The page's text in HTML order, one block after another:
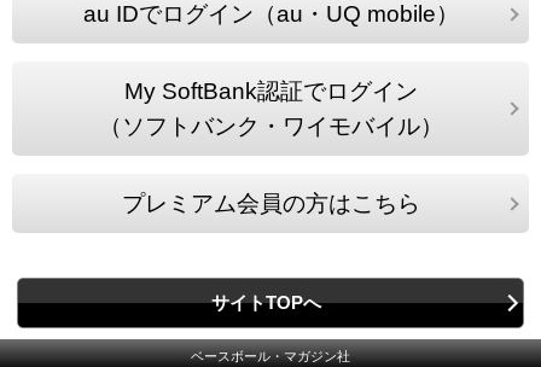
au IDでログイン（au・UQ mobile）
My SoftBank認証でログイン
（ソフトバンク・ワイモバイル）
プレミアム会員の方はこちら
サイトTOPへ
ベースボール・マガジン社